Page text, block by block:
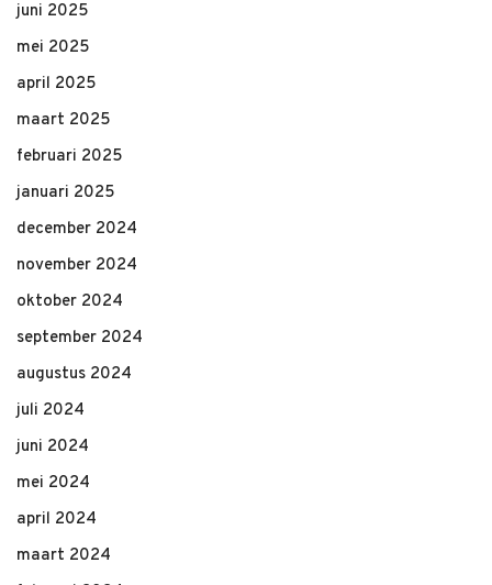
juni 2025
mei 2025
april 2025
maart 2025
februari 2025
januari 2025
december 2024
november 2024
oktober 2024
september 2024
augustus 2024
juli 2024
juni 2024
mei 2024
april 2024
maart 2024